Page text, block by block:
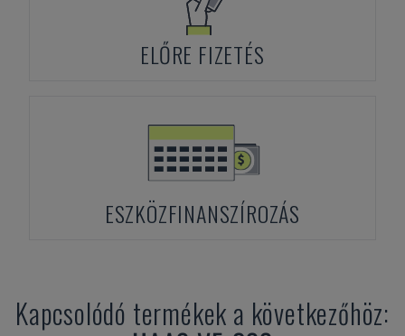
ELŐRE FIZETÉS
ESZKÖZFINANSZÍROZÁS
Kapcsolódó termékek a következőhöz: